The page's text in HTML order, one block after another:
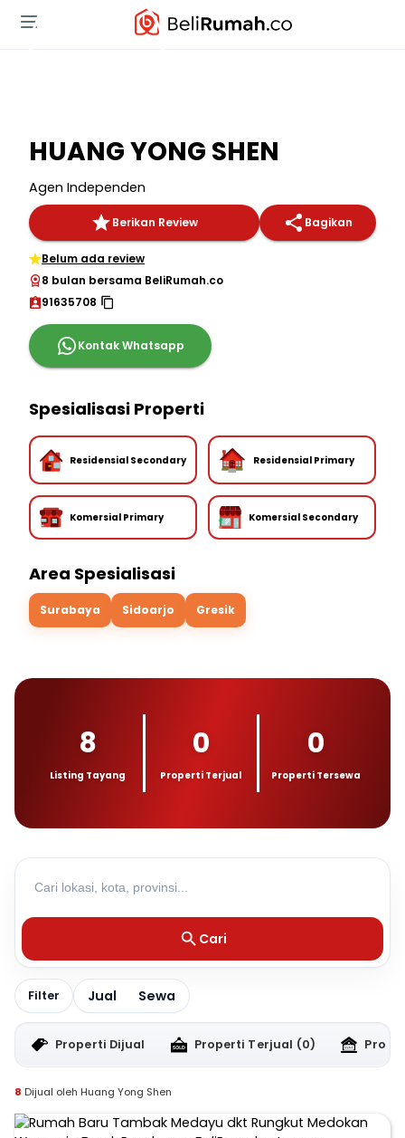
HUANG YONG SHEN
Agen Independen
Berikan Review Bagikan
Belum ada review
8 bulan bersama BeliRumah.co
91635708
Kontak Whatsapp
Spesialisasi Properti
Residensial Secondary Residensial Primary
Komersial Primary Komersial Secondary
Area Spesialisasi
Surabaya Sidoarjo Gresik
8
Listing Tayang
0
Properti Terjual
0
Properti Tersewa
Cari
Filter Jual Sewa
Properti Dijual Properti Terjual (0)
8 Dijual oleh Huang Yong Shen